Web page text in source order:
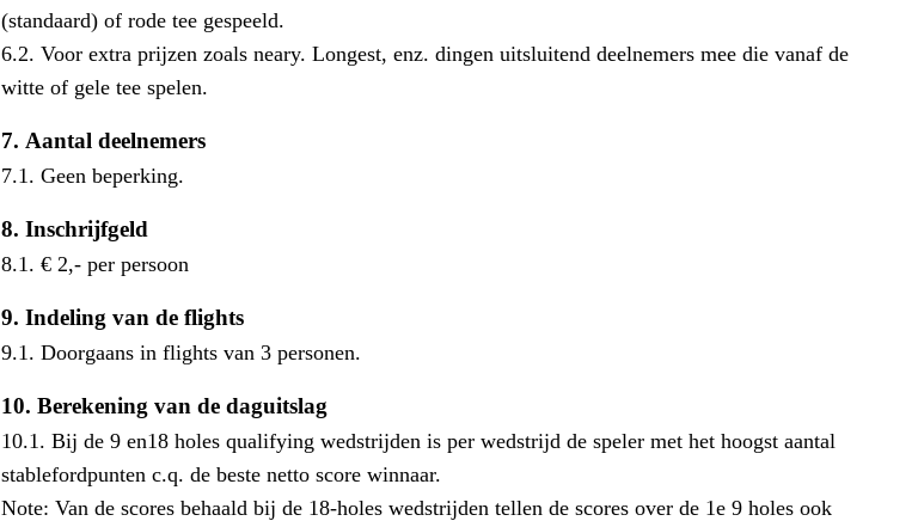
(standaard) of rode tee gespeeld.
6.2. Voor extra prijzen zoals neary. Longest, enz. dingen uitsluitend deelnemers mee die vanaf de
witte of gele tee spelen.
7. Aantal deelnemers
7.1. Geen beperking.
8. Inschrijfgeld
8.1. € 2,- per persoon
9. Indeling van de flights
9.1. Doorgaans in flights van 3 personen.
10. Berekening van de daguitslag
10.1. Bij de 9 en18 holes qualifying wedstrijden is per wedstrijd de speler met het hoogst aantal
stablefordpunten c.q. de beste netto score winnaar.
Note: Van de scores behaald bij de 18-holes wedstrijden tellen de scores over de 1e 9 holes ook